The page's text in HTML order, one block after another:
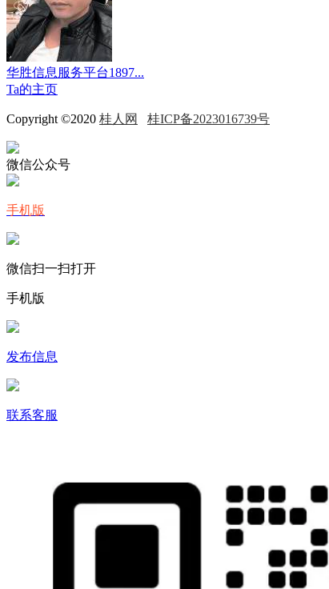
华胜信息服务平台1897...
Ta的主页
Copyright ©2020 桂人网 桂ICP备2023016739号
微信公众号
手机版
微信扫一扫打开
手机版
发布信息
联系客服